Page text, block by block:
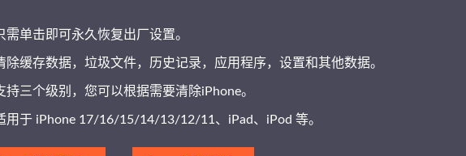
需单击即可永久恢复出厂设置。
除缓存数据，垃圾文件，历史记录，应用程序，设置和其他数据。
持三个级别，您可以根据需要清除iPhone。
用于 iPhone 17/16/15/14/13/12/11、iPad、iPod 等。